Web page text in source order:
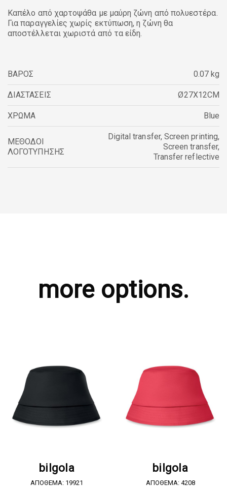
Καπέλο από χαρτοψάθα με μαύρη ζώνη από πολυεστέρα.
Για παραγγελίες χωρίς εκτύπωση, η ζώνη θα
αποστέλλεται χωριστά από τα είδη.
ΒΑΡΟΣ 0.07 kg
ΔΙΑΣΤΑΣΕΙΣ Ø27X12CM
ΧΡΩΜΑ Blue
ΜΕΘΟΔΟΙ
ΛΟΓΟΤΥΠΗΣΗΣ
Digital transfer, Screen printing,
Screen transfer,
Transfer reflective
more options.
bilgola
ΑΠΟΘΕΜΑ: 19921
bilgola
ΑΠΟΘΕΜΑ: 4208